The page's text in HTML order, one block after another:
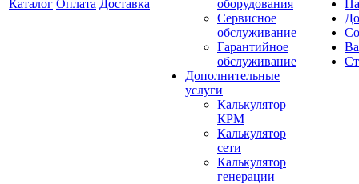
Каталог Оплата Доставка
оборудования
Сервисное
обслуживание
Гарантийное
обслуживание
Дополнительные
услуги
Калькулятор
КРМ
Калькулятор
сети
Калькулятор
генерации